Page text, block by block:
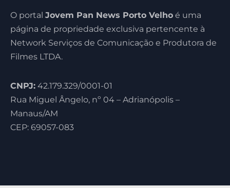
O portal Jovem Pan News Porto Velho é uma
página de propriedade exclusiva pertencente à
Network Serviços de Comunicação e Produtora de
Filmes LTDA.
CNPJ: 42.179.329/0001-01
Rua Miguel Ângelo, nº 04 – Adrianópolis –
Manaus/AM
CEP: 69057-083